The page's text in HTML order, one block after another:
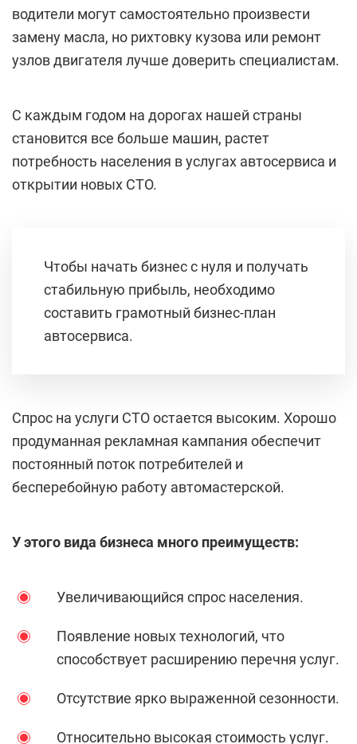
водители могут самостоятельно произвести
замену масла, но рихтовку кузова или ремонт
узлов двигателя лучше доверить специалистам.
С каждым годом на дорогах нашей страны
становится все больше машин, растет
потребность населения в услугах автосервиса и
открытии новых СТО.
Чтобы начать бизнес с нуля и получать
стабильную прибыль, необходимо
составить грамотный бизнес-план
автосервиса.
Спрос на услуги СТО остается высоким. Хорошо
продуманная рекламная кампания обеспечит
постоянный поток потребителей и
бесперебойную работу автомастерской.
У этого вида бизнеса много преимуществ:
Увеличивающийся спрос населения.
Появление новых технологий, что
способствует расширению перечня услуг.
Отсутствие ярко выраженной сезонности.
Относительно высокая стоимость услуг.